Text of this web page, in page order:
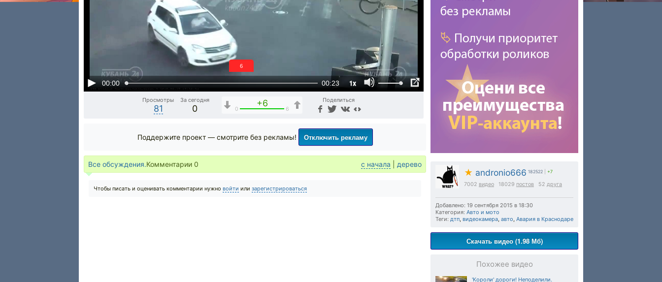
00:00 00:23 1x
6
Просмотры
81
За сегодня
0
+6
0 6
Поделиться
★ andronio666 182522 +7
7002 видео 18029 постов 52 друга
Добавлено: 19 сентября 2015 в 18:30
Категория: Авто и мото
Теги: дтп, видеокамера, авто, Авария в Краснодаре
Скачать видео (1.98 Мб)
Похожее видео
'Короли' дороги! Неподелили.
Поддержите проект — смотрите без рекламы! Отключить рекламу
Все обсуждения.Комментарии 0 с начала дерево
Чтобы писать и оценивать комментарии нужно войти или зарегистрироваться